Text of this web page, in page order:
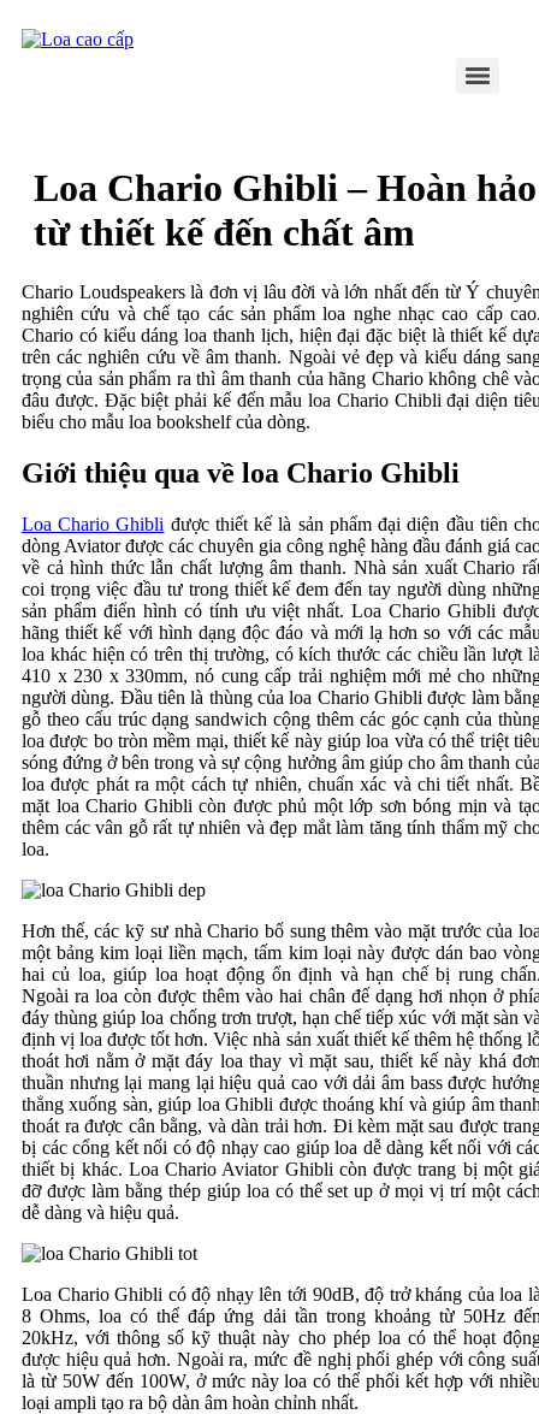
Loa Chario Ghibli – Hoàn hảo
từ thiết kế đến chất âm
Chario Loudspeakers là đơn vị lâu đời và lớn nhất đến từ Ý
nghiên cứu và chế tạo các sản phẩm loa nghe nhạc cao cấp
Chario có kiểu dáng loa thanh lịch, hiện đại đặc biệt là thiết kế
trên các nghiên cứu về âm thanh. Ngoài vẻ đẹp và kiểu dáng
trọng của sản phẩm ra thì âm thanh của hãng Chario không chê
đâu được. Đặc biệt phải kế đến mẫu loa Chario Chibli đại diện
biểu cho mẫu loa bookshelf của dòng.
Giới thiệu qua về loa Chario Ghibli
Loa Chario Ghibli được thiết kế là sản phẩm đại diện đầu tiên
dòng Aviator được các chuyên gia công nghệ hàng đầu đánh giá
về cả hình thức lẫn chất lượng âm thanh. Nhà sản xuất Chario
coi trọng việc đầu tư trong thiết kế đem đến tay người dùng
sản phẩm điển hình có tính ưu việt nhất. Loa Chario Ghibli
hãng thiết kế với hình dạng độc đáo và mới lạ hơn so với các
loa khác hiện có trên thị trường, có kích thước các chiều lần lượt
410 x 230 x 330mm, nó cung cấp trải nghiệm mới mẻ cho
người dùng. Đầu tiên là thùng của loa Chario Ghibli được làm
gỗ theo cấu trúc dạng sandwich cộng thêm các góc cạnh của
loa được bo tròn mềm mại, thiết kế này giúp loa vừa có thể triệt
sóng đứng ở bên trong và sự cộng hưởng âm giúp cho âm thanh
loa được phát ra một cách tự nhiên, chuẩn xác và chi tiết nhất.
mặt loa Chario Ghibli còn được phủ một lớp sơn bóng mịn và
thêm các vân gỗ rất tự nhiên và đẹp mắt làm tăng tính thẩm mỹ
loa.
Hơn thế, các kỹ sư nhà Chario bổ sung thêm vào mặt trước của
một bảng kim loại liền mạch, tấm kim loại này được dán bao
hai củ loa, giúp loa hoạt động ổn định và hạn chế bị rung
Ngoài ra loa còn được thêm vào hai chân đế dạng hơi nhọn ở
đáy thùng giúp loa chống trơn trượt, hạn chế tiếp xúc với mặt sàn
định vị loa được tốt hơn. Việc nhà sản xuất thiết kế thêm hệ thống
thoát hơi nằm ở mặt đáy loa thay vì mặt sau, thiết kế này khá
thuần nhưng lại mang lại hiệu quả cao với dải âm bass được
thẳng xuống sàn, giúp loa Ghibli được thoáng khí và giúp âm
thoát ra được cân bằng, và dàn trải hơn. Đi kèm mặt sau được
bị các cổng kết nối có độ nhạy cao giúp loa dễ dàng kết nối với
thiết bị khác. Loa Chario Aviator Ghibli còn được trang bị một
đỡ được làm bằng thép giúp loa có thể set up ở mọi vị trí một
dễ dàng và hiệu quả.
Loa Chario Ghibli có độ nhạy lên tới 90dB, độ trở kháng của loa
8 Ohms, loa có thể đáp ứng dải tần trong khoảng từ 50Hz
20kHz, với thông số kỹ thuật này cho phép loa có thể hoạt
được hiệu quả hơn. Ngoài ra, mức đề nghị phối ghép với công
là từ 50W đến 100W, ở mức này loa có thể phối kết hợp với
loại ampli tạo ra bộ dàn âm hoàn chỉnh nhất.